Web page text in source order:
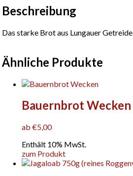
Beschreibung
Das starke Brot aus Lungauer Getreide.
Ähnliche Produkte
Bauernbrot Wecken
ab€5,00
Enthält 10% MwSt.
zum ProduktDieses
Produkt